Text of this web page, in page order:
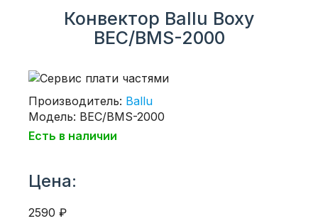
Конвектор Ballu Boxy
BEC/BMS-2000
Производитель: Ballu
Модель: BEC/BMS-2000
Есть в наличии
Цена:
2590 ₽